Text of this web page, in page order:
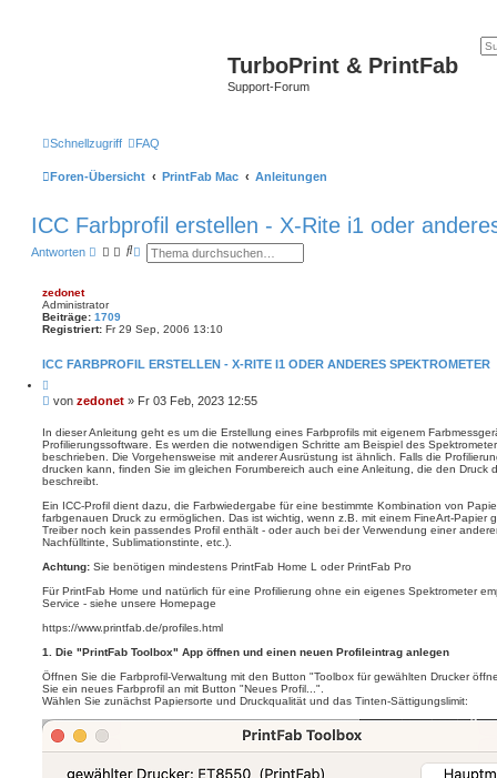
TurboPrint & PrintFab
Support-Forum
Schnellzugriff FAQ
Foren-Übersicht PrintFab Mac Anleitungen
ICC Farbprofil erstellen - X-Rite i1 oder
Antworten
S E
e
e
u
c
e
zedonet
Administrator
Beiträge: 1709
Registriert: Fr 29 Sep, 2006 13:10
ICC FARBPROFIL ERSTELLEN - X-RITE I1 ODER ANDERES SPEKTROMETER
i
t
e
r
e
n
B
i
t
r
a
von zedonet » Fr 03 Feb, 2023 12:55
In dieser Anleitung geht es um die Erstellung eines Farbprofils mit eigenem
Profilierungssoftware. Es werden die notwendigen Schritte am Beispiel des
beschrieben. Die Vorgehensweise mit anderer Ausrüstung ist ähnlich. Falls die
drucken kann, finden Sie im gleichen Forumbereich auch eine Anleitung, die den Druck
beschreibt.
Ein ICC-Profil dient dazu, die Farbwiedergabe für eine bestimmte Kombination von
farbgenauen Druck zu ermöglichen. Das ist wichtig, wenn z.B. mit einem FineArt-Papier
Treiber noch kein passendes Profil enthält - oder auch bei der Verwendung einer
Nachfülltinte, Sublimationstinte, etc.).
Achtung: Sie benötigen mindestens PrintFab Home L oder PrintFab Pro
Für PrintFab Home und natürlich für eine Profilierung ohne ein eigenes Spektrometer
Service - siehe unsere Homepage
https://www.printfab.de/profiles.html
1. Die "PrintFab Toolbox" App öffnen und einen neuen Profileintrag anlegen
Öffnen Sie die Farbprofil-Verwaltung mit den Button "Toolbox für gewählten Drucker
Sie ein neues Farbprofil an mit Button "Neues Profil...".
Wählen Sie zunächst Papiersorte und Druckqualität und das Tinten-Sättigungslimit: